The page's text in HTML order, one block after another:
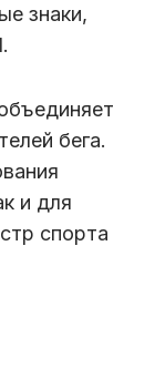
знаки,
бега.
и для
спорта